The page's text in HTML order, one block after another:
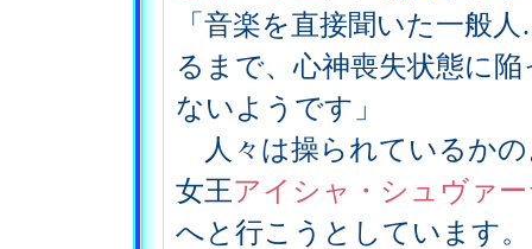
「音楽を直接聞いた一般
るまで、心神喪失状態に
ないようです」
人々は操られているか
女王アイシャ・シュヴァ
へと行こうとしています。